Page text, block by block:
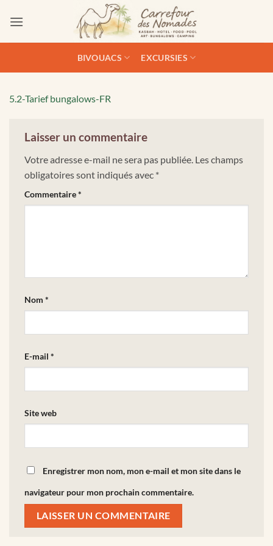
BIVOUACS EXCURSIES
5.2-Tarief bungalows-FR
Laisser un commentaire
Votre adresse e-mail ne sera pas publiée. Les champs
obligatoires sont indiqués avec *
Commentaire*
Nom *
E-mail *
Site web
Enregistrer mon nom, mon e-mail et mon site dans le
navigateur pour mon prochain commentaire.